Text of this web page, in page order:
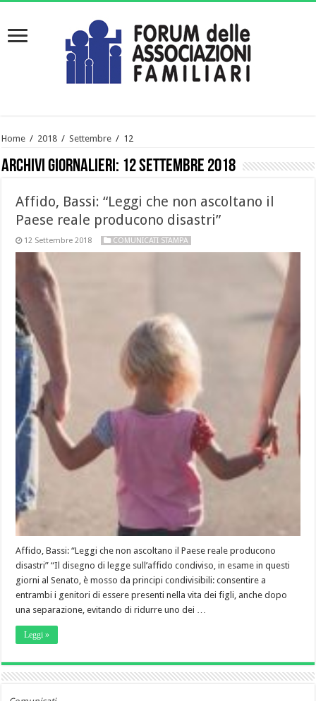
Home / 2018 / Settembre / 12
Archivi giornalieri: 12 Settembre 2018
Affido, Bassi: “Leggi che non ascoltano il
Paese reale producono disastri”
12 Settembre 2018 COMUNICATI STAMPA
Affido, Bassi: “Leggi che non ascoltano il Paese reale producono
disastri” “Il disegno di legge sull’affido condiviso, in esame in questi
giorni al Senato, è mosso da principi condivisibili: consentire a
entrambi i genitori di essere presenti nella vita dei figli, anche dopo
una separazione, evitando di ridurre uno dei …
Leggi »